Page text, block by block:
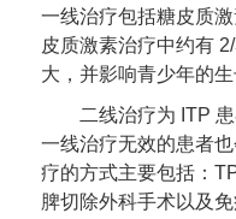
一线治疗包括糖皮质
皮质激素治疗中约有
大，并影响青少年的生
二线治疗为 ITP
一线治疗无效的患者
疗的方式主要包括：
脾切除外科手术以及